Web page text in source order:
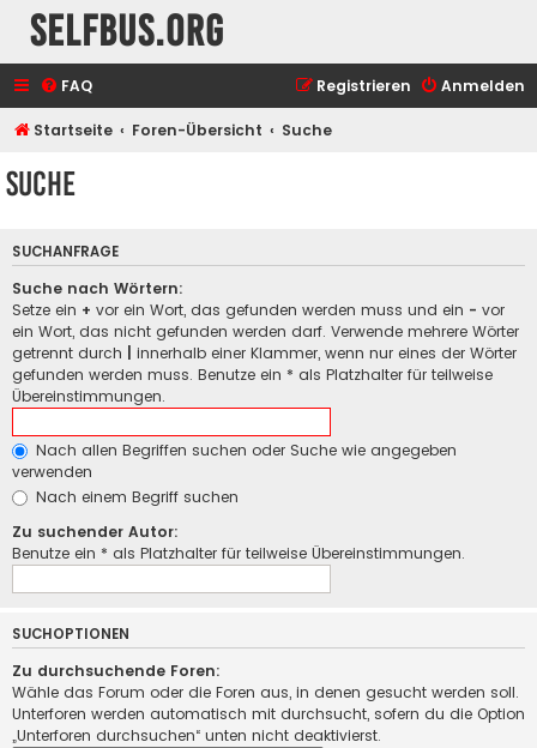
selfbus.org
FAQ Anmelden
Registrieren
Startseite Foren-Übersicht Suche
Suche
SUCHANFRAGE
Suche nach Wörtern:
Setze ein + vor ein Wort, das gefunden werden muss und ein - vor
ein Wort, das nicht gefunden werden darf. Verwende mehrere Wörter
getrennt durch
innerhalb einer Klammer, wenn nur eines der Wörter
gefunden werden muss. Benutze ein * als Platzhalter für teilweise
Übereinstimmungen.
Nach allen Begriffen suchen oder Suche wie angegeben
verwenden
Nach einem Begriff suchen
Zu suchender Autor:
Benutze ein * als Platzhalter für teilweise Übereinstimmungen.
SUCHOPTIONEN
Zu durchsuchende Foren:
Wähle das Forum oder die Foren aus, in denen gesucht werden soll.
Unterforen werden automatisch mit durchsucht, sofern du die Option
„Unterforen durchsuchen“ unten nicht deaktivierst.